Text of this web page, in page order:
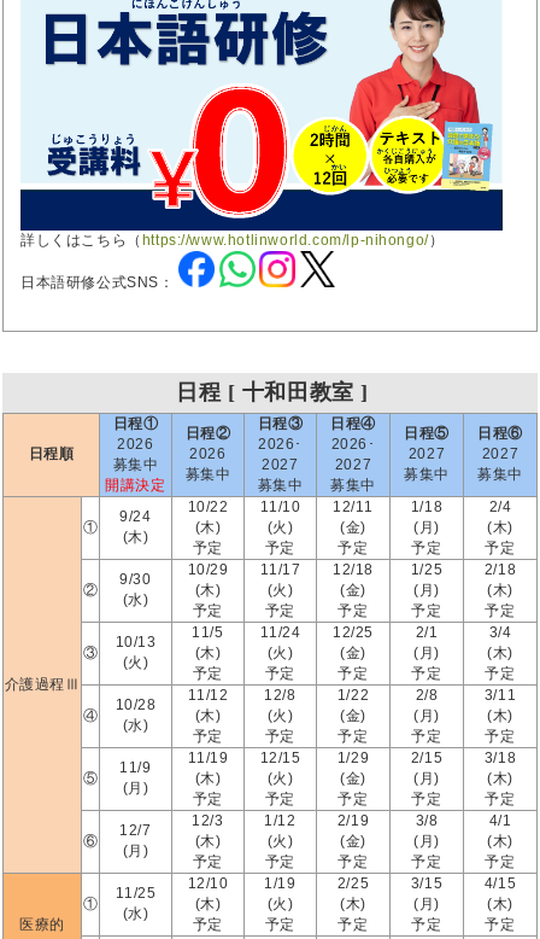
詳しくはこちら（ https://www.hotlinworld.com/lp-nihongo/）
日本語研修公式SNS：
日程 [ 十和田教室 ]
日程順
日程①
2026
募集中
開講決定
日程②
2026
募集中
日程③
2026･
2027
募集中
日程④
2026･
2027
募集中
日程⑤
2027
募集中
日程⑥
2027
募集中
介護過程Ⅲ
①
9/24
(木)
10/22
(木)
予定
11/10
(火)
予定
12/11
(金)
予定
1/18
(月)
予定
2/4
(木)
予定
②
9/30
(水)
10/29
(木)
予定
11/17
(火)
予定
12/18
(金)
予定
1/25
(月)
予定
2/18
(木)
予定
③
10/13
(火)
11/5
(木)
予定
11/24
(火)
予定
12/25
(金)
予定
2/1
(月)
予定
3/4
(木)
予定
④
10/28
(水)
11/12
(木)
予定
12/8
(火)
予定
1/22
(金)
予定
2/8
(月)
予定
3/11
(木)
予定
⑤
11/9
(月)
11/19
(木)
予定
12/15
(火)
予定
1/29
(金)
予定
2/15
(月)
予定
3/18
(木)
予定
⑥
12/7
(月)
12/3
(木)
予定
1/12
(火)
予定
2/19
(金)
予定
3/8
(月)
予定
4/1
(木)
予定
医療的
①
11/25
(水)
12/10
(木)
予定
1/19
(火)
予定
2/25
(木)
予定
3/15
(月)
予定
4/15
(木)
予定